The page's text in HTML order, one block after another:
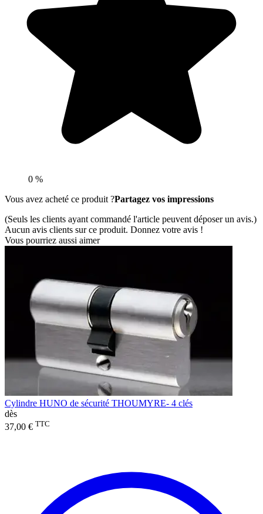
0 %
Vous avez acheté ce produit ?Partagez vos impressions
(Seuls les clients ayant commandé l'article peuvent déposer un avis.)
Aucun avis clients sur ce produit. Donnez votre avis !
Vous pourriez aussi aimer
Cylindre HUNO de sécurité THOUMYRE- 4 clés
dès
37,00 € TTC